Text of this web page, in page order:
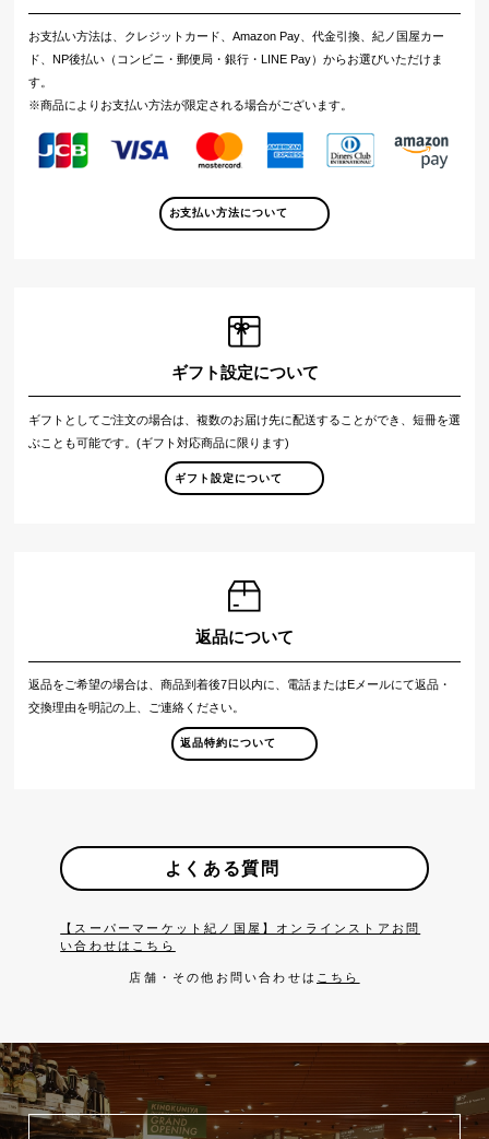
お支払い方法は、クレジットカード、Amazon Pay、代金引換、紀ノ国屋カー
ド、NP後払い（コンビニ・郵便局・銀行・LINE Pay）からお選びいただけま
す。
※商品によりお支払い方法が限定される場合がございます。
お支払い方法について
ギフト設定について
ギフトとしてご注文の場合は、複数のお届け先に配送することができ、短冊を選
ぶことも可能です。(ギフト対応商品に限ります)
ギフト設定について
返品について
返品をご希望の場合は、商品到着後7日以内に、電話またはEメールにて返品・
交換理由を明記の上、ご連絡ください。
返品特約について
よくある質問
【スーパーマーケット紀ノ国屋】オンラインストアお問
い合わせはこちら
店舗・その他お問い合わせは こちら